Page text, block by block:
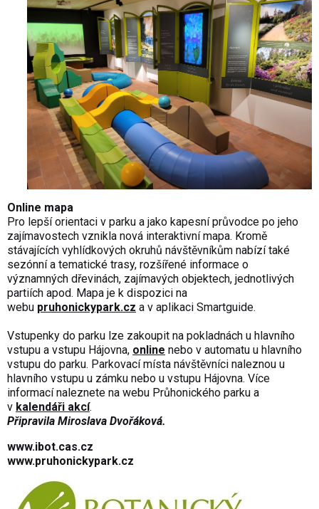
Online mapa
Pro lepší orientaci v parku a jako kapesní průvodce po jeho
zajímavostech vznikla nová interaktivní mapa. Kromě
stávajících vyhlídkových okruhů návštěvníkům nabízí také
sezónní a tematické trasy, rozšířené informace o
významných dřevinách, zajímavých objektech, jednotlivých
partiích apod. Mapa je k dispozici na
webu pruhonickypark.cz a v aplikaci Smartguide.
Vstupenky do parku lze zakoupit na pokladnách u hlavního
vstupu a vstupu Hájovna, online nebo v automatu u hlavního
vstupu do parku. Parkovací místa návštěvníci naleznou u
hlavního vstupu u zámku nebo u vstupu Hájovna. Více
informací naleznete na webu Průhonického parku a
v kalendáři akcí.
Připravila Miroslava Dvořáková.
www.ibot.cas.cz
www.pruhonickypark.cz